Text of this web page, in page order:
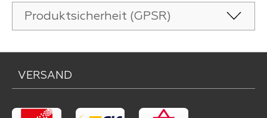
Produktsicherheit (GPSR)
VERSAND